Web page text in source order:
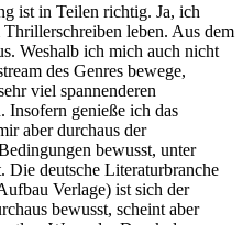
ist in Teilen richtig. Ja, ich
leben. Aus dem
Weshalb ich mich auch nicht
des Genres bewege,
viel spannenderen
Insofern genieße ich das
aber durchaus der
bewusst, unter
Die deutsche Literaturbranche
Verlage) ist sich der
bewusst, scheint aber